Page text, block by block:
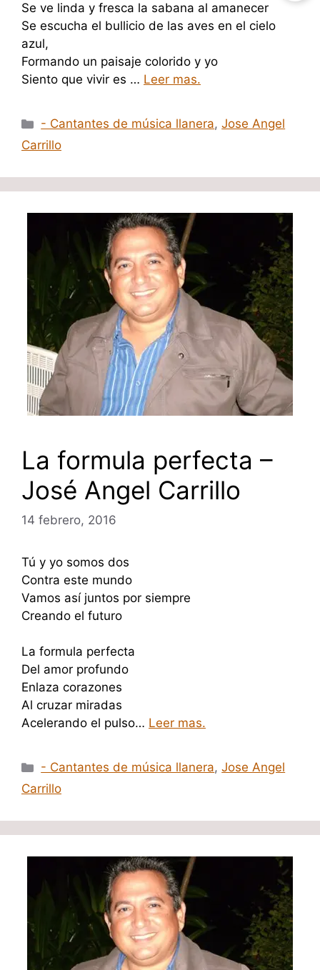
Se ve linda y fresca la sabana al amanecer
Se escucha el bullicio de las aves en el cielo
azul,
Formando un paisaje colorido y yo
Siento que vivir es … Leer mas.
Categorías
- Cantantes de música llanera,Jose Angel
Carrillo
La formula perfecta –
José Angel Carrillo
14 febrero, 2016
Tú y yo somos dos
Contra este mundo
Vamos así juntos por siempre
Creando el futuro
La formula perfecta
Del amor profundo
Enlaza corazones
Al cruzar miradas
Acelerando el pulso… Leer mas.
Categorías
- Cantantes de música llanera,Jose Angel
Carrillo